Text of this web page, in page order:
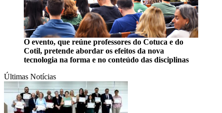
O evento, que reúne professores do Cotuca e do
Cotil, pretende abordar os efeitos da nova
tecnologia na forma e no conteúdo das disciplinas
Últimas Notícias